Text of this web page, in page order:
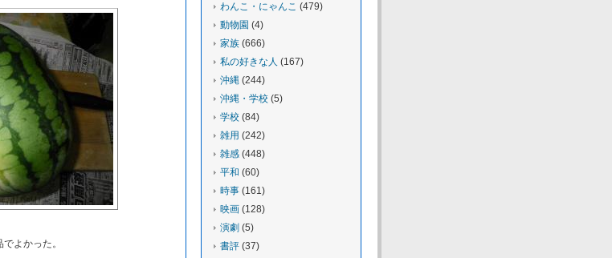
よかった。
わんこ・にゃんこ (479)
動物園 (4)
家族 (666)
私の好きな人 (167)
沖縄 (244)
沖縄・学校 (5)
学校 (84)
雑用 (242)
雑感 (448)
平和 (60)
時事 (161)
映画 (128)
演劇 (5)
書評 (37)